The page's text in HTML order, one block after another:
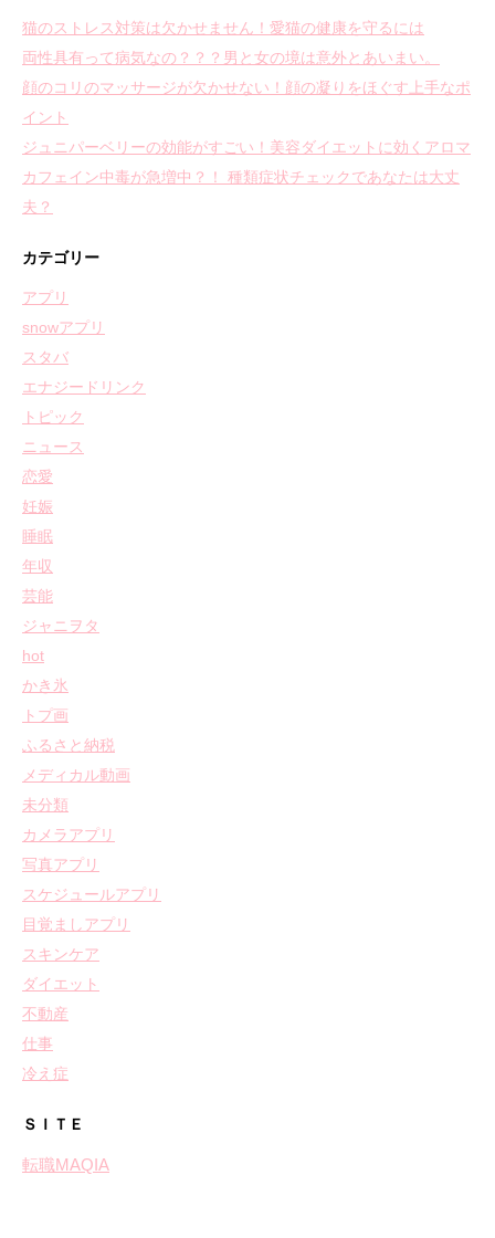
猫のストレス対策は欠かせません！愛猫の健康を守るには
両性具有って病気なの？？？男と女の境は意外とあいまい。
顔のコリのマッサージが欠かせない！顔の凝りをほぐす上手なポ
イント
ジュニパーベリーの効能がすごい！美容ダイエットに効くアロマ
カフェイン中毒が急増中？！ 種類症状チェックであなたは大丈
夫？
カテゴリー
アプリ
snowアプリ
スタバ
エナジードリンク
トピック
ニュース
恋愛
妊娠
睡眠
年収
芸能
ジャニヲタ
hot
かき氷
トプ画
ふるさと納税
メディカル動画
未分類
カメラアプリ
写真アプリ
スケジュールアプリ
目覚ましアプリ
スキンケア
ダイエット
不動産
仕事
冷え症
ＳＩＴＥ
転職MAQIA